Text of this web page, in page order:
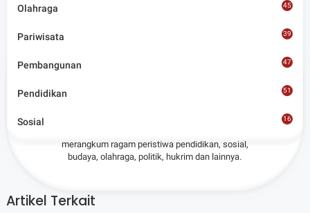
merangkum ragam peristiwa pendidikan, sosial,
budaya, olahraga, politik, hukrim dan lainnya.
Artikel Terkait
Olahraga 45
Pariwisata 39
Pembangunan 47
Pendidikan 51
Sosial
16